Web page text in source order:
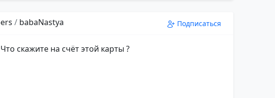
/ babaNastya Подписаться
Что скажите на счёт этой карты ?